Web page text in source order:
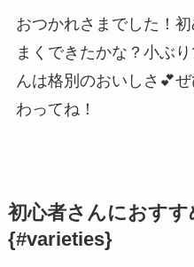
おつかれさまでした！
まくできたかな？小ぶ
んは格別のおいしさ💕
わってね！
初心者さんにおす
{#varieties}